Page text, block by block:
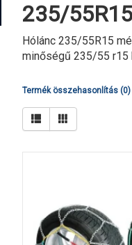
235/
Hólánc 235/55R15
minőségű 235/55 r15
Termék összehasonlítás (0)